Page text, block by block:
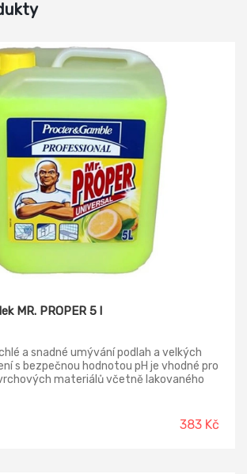
MR. PROPER 5 l
a snadné umývání podlah a velkých
s bezpečnou hodnotou pH je vhodné pro
materiálů včetně lakovaného
383 Kč